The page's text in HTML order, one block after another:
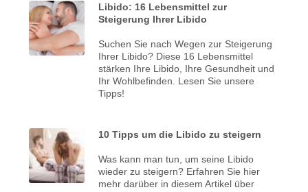
Libido: 16 Lebensmittel zur
Steigerung Ihrer Libido
Suchen Sie nach Wegen zur Steigerung
Ihrer Libido? Diese 16 Lebensmittel
stärken Ihre Libido, Ihre Gesundheit und
Ihr Wohlbefinden. Lesen Sie unsere
Tipps!
10 Tipps um die Libido zu steigern
Was kann man tun, um seine Libido
wieder zu steigern? Erfahren Sie hier
mehr darüber in diesem Artikel über